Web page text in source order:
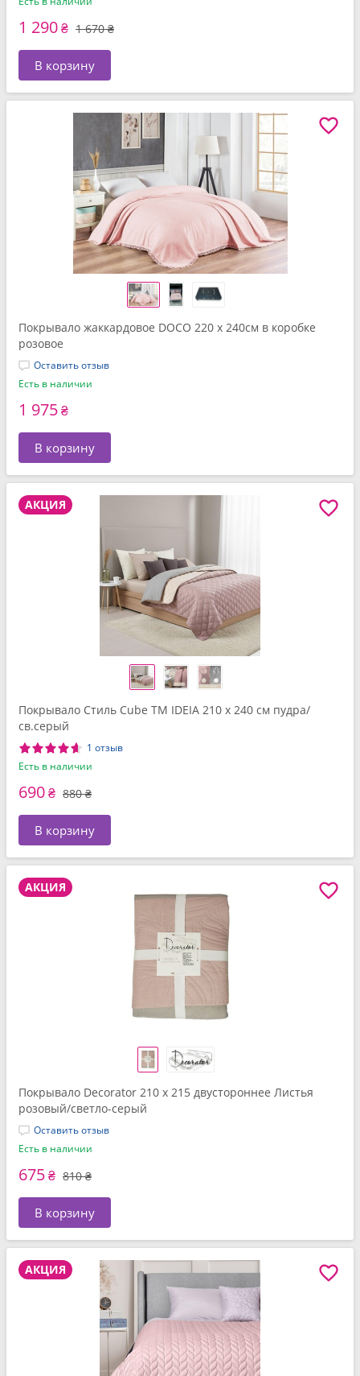
1 290₴ 1 670 ₴
В корзину
Покрывало жаккардовое DOCO 220 x 240см в коробке
розовое
Оставить отзыв
Есть в наличии
1 975₴
В корзину
АКЦИЯ
Покрывало Стиль Cube TM IDEIA 210 x 240 см пудра/
св.серый
1 отзыв
Есть в наличии
690₴ 880 ₴
В корзину
АКЦИЯ
Покрывало Decorator 210 x 215 двустороннее Листья
розовый/светло-серый
Оставить отзыв
Есть в наличии
675₴ 810 ₴
В корзину
АКЦИЯ